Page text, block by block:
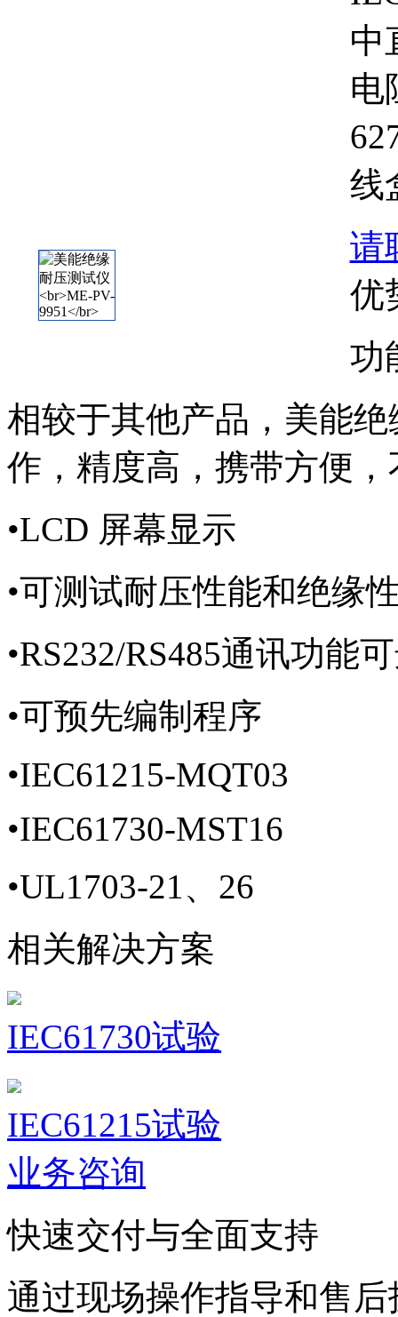
中
电
线
请
优
功
相较于其他产品，美能
作，精度高，携带方便
•LCD 屏幕显示
•可测试耐压性能和绝缘
•RS232/RS485通讯功能
•可预先编制程序
•IEC61215-MQT03
•IEC61730-MST16
•UL1703-21、26
相关解决方案
IEC61730试验
IEC61215试验
业务咨询
快速交付与全面支持
通过现场操作指导和售